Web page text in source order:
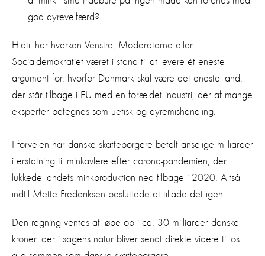
god dyrevelfærd?
Hidtil har hverken Venstre, Moderaterne eller
Socialdemokratiet været i stand til at levere ét eneste
argument for, hvorfor Danmark skal være det eneste land,
der står tilbage i EU med en forældet industri, der af mange
eksperter betegnes som uetisk og dyremishandling.
I forvejen har danske skatteborgere betalt anselige milliarder
i erstatning til minkavlere efter corona-pandemien, der
lukkede landets minkproduktion ned tilbage i 2020. Altså
indtil Mette Frederiksen besluttede at tillade det igen…
Den regning ventes at løbe op i ca. 30 milliarder danske
kroner, der i sagens natur bliver sendt direkte videre til os